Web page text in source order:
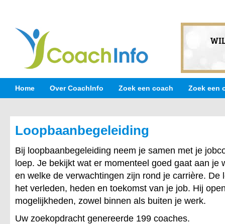
Home Over CoachInfo Zoek een coach Zoek een
Loopbaanbegeleiding
Bij loopbaanbegeleiding neem je samen met je
loep. Je bekijkt wat er momenteel goed gaat aan je
en welke de verwachtingen zijn rond je carrière. De
het verleden, heden en toekomst van je job. Hij
mogelijkheden, zowel binnen als buiten je werk.
Uw zoekopdracht genereerde 199 coaches.